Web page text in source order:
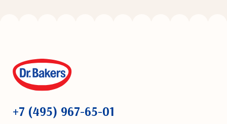
+7 (495) 967-65-01